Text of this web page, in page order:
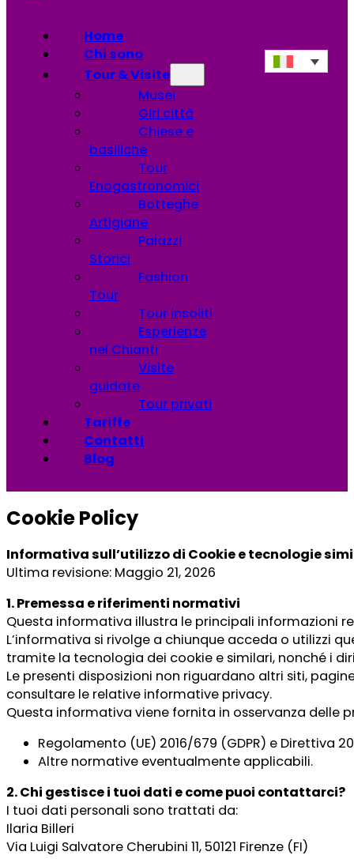
Home
Chi sono
Tour & Visite
Musei
Giri città
Chiese e
basiliche
Tour
Enogastronomici
Botteghe
Artigiane
Palazzi
Storici
Fashion
Tour
Tour insoliti
Esperienze
nel Chianti
Visite
guidate
Tour privati
Tariffe
Contatti
Blog
Cookie Policy
Informativa sull’utilizzo di Cookie e tecnologie
Ultima revisione: Maggio 21, 2026
1. Premessa e riferimenti normativi
Questa informativa illustra le principali informazioni
L’informativa si rivolge a chiunque acceda o utilizzi
tramite la tecnologia dei cookie e similari, nonché i
Le presenti disposizioni non riguardano altri siti,
consultare le relative informative privacy.
Questa informativa viene fornita in osservanza delle
Regolamento (UE) 2016/679 (GDPR) e Direttiva
Altre normative eventualmente applicabili.
2. Chi gestisce i tuoi dati e come puoi contattarci?
I tuoi dati personali sono trattati da:
Ilaria Billeri
Via Luigi Salvatore Cherubini 11, 50121 Firenze (FI)